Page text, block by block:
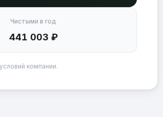
Чистыми в год
441 003 ₽
компании.